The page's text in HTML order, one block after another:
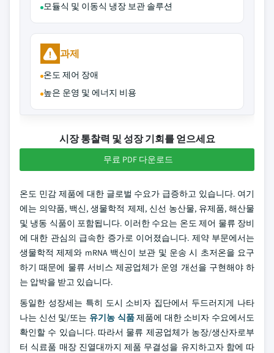
모듈식 및 이동식 냉장 보관 솔루션
과제
온도 제어 장애
높은 운영 및 에너지 비용
시장 통찰력 및 성장 기회를 얻으세요
무료 PDF 다운로드
온도 민감 제품에 대한 글로벌 수요가 급증하고 있습니다. 여기
에는 의약품, 백신, 생물학적 제제, 신선 농산물, 유제품, 해산물
및 냉동 식품이 포함됩니다. 이러한 수요는 온도 제어 물류 장비
에 대한 관심의 급속한 증가로 이어졌습니다. 제약 부문에서는
생물학적 제제와 mRNA 백신이 보관 및 운송 시 초저온을 요구
하기 때문에 물류 서비스 제공업체가 운영 개선을 구현해야 하
는 압박을 받고 있습니다.
동일한 성장세는 특히 도시 소비자 집단에서 두드러지게 나타
나는 신선 및/또는 유기농 식품제품에 대한 소비자 수요에서도
확인할 수 있습니다. 따라서 물류 제공업체가 농장/생산자로부
터 식료품 매장 진열대까지 제품 무결성을 유지하고자 함에 따